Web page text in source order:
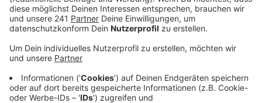
des Veybachs vergangenen Sommer Schaden
genommen.
Veröffentlicht:Dienstag, 01.02.2022 06:42
Anzeige